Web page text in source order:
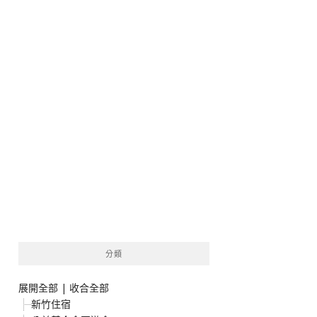
分類
展開全部 | 收合全部
新竹住宿